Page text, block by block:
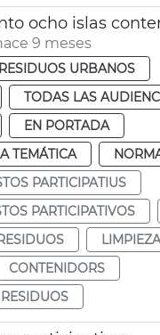
9 meses
URBANOS
TODAS LAS
EN PORTADA
TEMÁTICA
PARTICIPATIUS
PARTICIPATIVOS
LIMPIEZA
CONTENIDORS